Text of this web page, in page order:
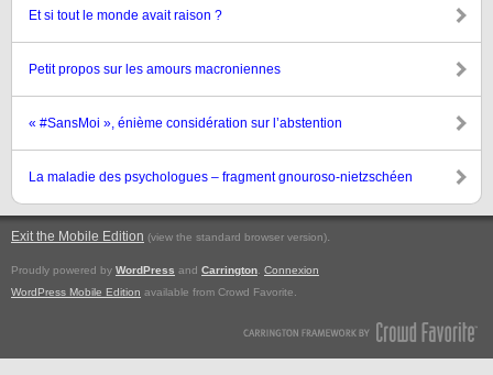
Et si tout le monde avait raison ?
Petit propos sur les amours macroniennes
« #SansMoi », énième considération sur l’abstention
La maladie des psychologues – fragment gnouroso-nietzschéen
Exit the Mobile Edition (view the standard browser version).
Proudly powered by WordPress and Carrington Connexion
WordPress Mobile Edition available from Crowd Favorite.